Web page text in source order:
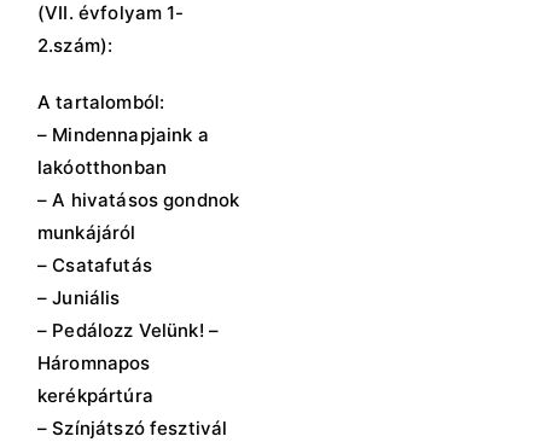
(VII. évfolyam 1-
2.szám):
A tartalomból:
– Mindennapjaink a
lakóotthonban
– A hivatásos gondnok
munkájáról
– Csatafutás
– Juniális
– Pedálozz Velünk! –
Háromnapos
kerékpártúra
– Színjátszó fesztivál